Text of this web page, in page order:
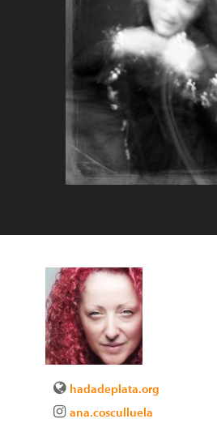
hadadeplata.org
ana.cosculluela